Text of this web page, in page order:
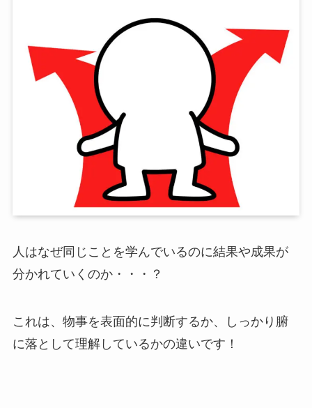
人はなぜ同じことを学んでいるのに結果や成果が
分かれていくのか・・・？
これは、物事を表面的に判断するか、しっかり腑
に落として理解しているかの違いです！